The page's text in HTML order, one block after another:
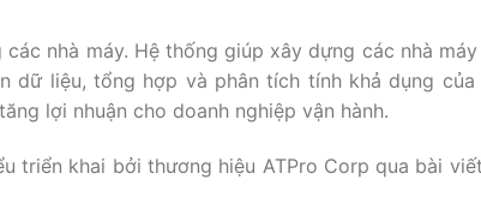
nhà máy. Hệ thống giúp xây dựng các nhà máy
dữ liệu, tổng hợp và phân tích tính khả dụng của
lợi nhuận cho doanh nghiệp vận hành.
triển khai bởi thương hiệu ATPro Corp qua bài